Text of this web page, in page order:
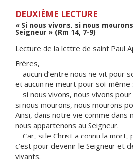
DEUXIÈME LECTURE
« Si nous vivons, si nous
Seigneur » (Rm 14, 7-9)
Lecture de la lettre de saint Paul
Frères,
aucun d’entre nous ne vit pour
et aucun ne meurt pour soi-même :
si nous vivons, nous vivons pour
si nous mourons, nous mourons
Ainsi, dans notre vie comme dans
nous appartenons au Seigneur.
Car, si le Christ a connu la mort,
c’est pour devenir le Seigneur et
vivants.